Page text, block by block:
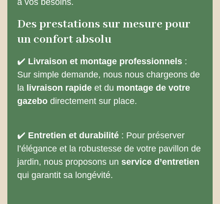
à vos besoins.
Des prestations sur mesure pour
un confort absolu
✔️ Livraison et montage professionnels :
Sur simple demande, nous nous chargeons de
la livraison rapide et du montage de votre
gazebo directement sur place.
✔️ Entretien et durabilité : Pour préserver
l’élégance et la robustesse de votre pavillon de
jardin, nous proposons un service d’entretien
qui garantit sa longévité.